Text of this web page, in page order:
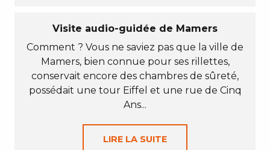
Visite audio-guidée de Mamers
Comment ? Vous ne saviez pas que la ville de
Mamers, bien connue pour ses rillettes,
conservait encore des chambres de sûreté,
possédait une tour Eiffel et une rue de Cinq
Ans...
LIRE LA SUITE